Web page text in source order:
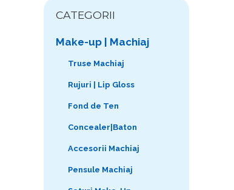
CATEGORII
Make-up | Machiaj
Truse Machiaj
Rujuri | Lip Gloss
Fond de Ten
Concealer|Baton
Accesorii Machiaj
Pensule Machiaj